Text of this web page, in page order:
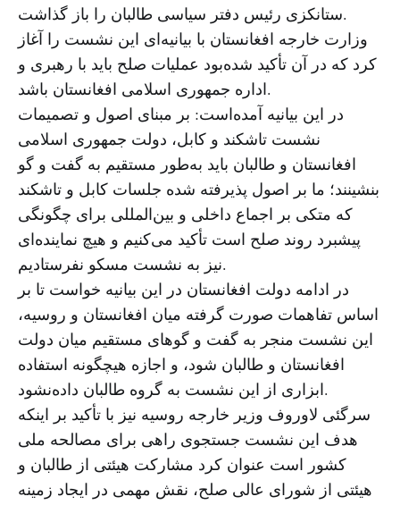
ستانکزی رئیس دفتر سیاسی طالبان را باز گذاشت.
وزارت خارجه افغانستان با بیانیه‌ای این نشست را آغاز
کرد که در آن تأکید شده‌بود عملیات صلح باید با رهبری و
اداره جمهوری اسلامی افغانستان باشد.
در این بیانیه آمده‌است: بر مبنای اصول و تصمیمات
نشست تاشکند و کابل، دولت جمهوری اسلامی
افغانستان و طالبان باید به‌طور مستقیم به گفت و گو
بنشینند؛ ما بر اصول پذیرفته شده جلسات کابل و تاشکند
که متکی بر اجماع داخلی و بین‌المللی برای چگونگی
پیشبرد روند صلح است تأکید می‌کنیم و هیچ نماینده‌ای
نیز به نشست مسکو نفرستادیم.
در ادامه دولت افغانستان در این بیانیه خواست تا بر
اساس تفاهمات صورت گرفته میان افغانستان و روسیه،
این نشست منجر به گفت و گوهای مستقیم میان دولت
افغانستان و طالبان شود، و اجازه هیچگونه استفاده
ابزاری از این نشست به گروه طالبان داده‌نشود.
سرگئی لاوروف وزیر خارجه روسیه نیز با تأکید بر اینکه
هدف این نشست جستجوی راهی برای مصالحه ملی
کشور است عنوان کرد مشارکت هیئتی از طالبان و
هیئتی از شورای عالی صلح، نقش مهمی در ایجاد زمینه